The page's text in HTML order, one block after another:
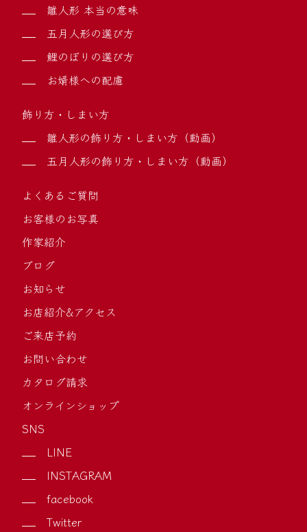
雛人形 本当の意味
五月人形の選び方
鯉のぼりの選び方
お婿様への配慮
飾り方・しまい方
雛人形の飾り方・しまい方（動画）
五月人形の飾り方・しまい方（動画）
よくあるご質問
お客様のお写真
作家紹介
ブログ
お知らせ
お店紹介&アクセス
ご来店予約
お問い合わせ
カタログ請求
オンラインショップ
SNS
LINE
INSTAGRAM
facebook
Twitter